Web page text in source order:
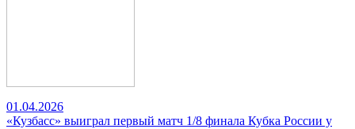
01.04.2026
«Кузбасс» выиграл первый матч 1/8 финала Кубка России у